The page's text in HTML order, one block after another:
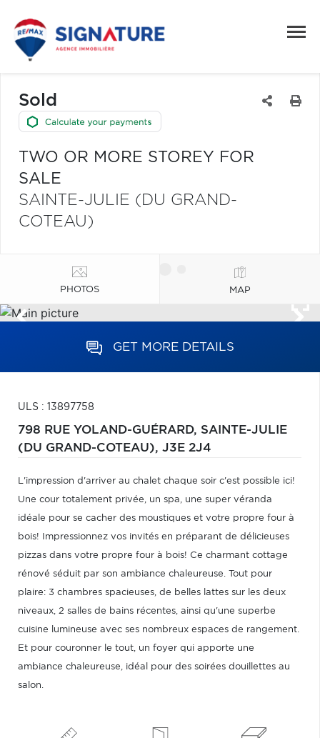
Sold
TWO OR MORE STOREY FOR
SALE
SAINTE-JULIE (DU GRAND-
COTEAU)
PHOTOS MAP
GET MORE DETAILS
ULS : 13897758
798 RUE YOLAND-GUÉRARD, SAINTE-JULIE
(DU GRAND-COTEAU), J3E 2J4
L'impression d'arriver au chalet chaque soir c'est possible ici!
Une cour totalement privée, un spa, une super véranda
idéale pour se cacher des moustiques et votre propre four à
bois! Impressionnez vos invités en préparant de délicieuses
pizzas dans votre propre four à bois! Ce charmant cottage
rénové séduit par son ambiance chaleureuse. Tout pour
plaire: 3 chambres spacieuses, de belles lattes sur les deux
niveaux, 2 salles de bains récentes, ainsi qu'une superbe
cuisine lumineuse avec ses nombreux espaces de rangement.
Et pour couronner le tout, un foyer qui apporte une
ambiance chaleureuse, idéal pour des soirées douillettes au
salon.